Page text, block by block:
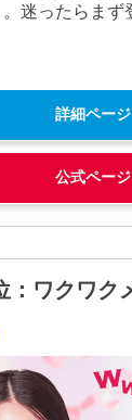
。迷ったらまず
詳細ページ
公式ページ
：ワクワク